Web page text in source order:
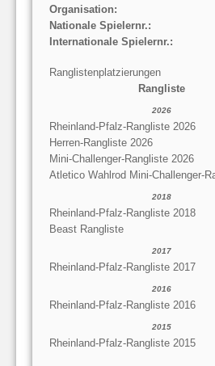
Organisation:
Nationale Spielernr.:
Internationale Spielernr.:
Ranglistenplatzierungen
Rangliste
2026
Rheinland-Pfalz-Rangliste 2026
Herren-Rangliste 2026
Mini-Challenger-Rangliste 2026
Atletico Wahlrod Mini-Challenger-
2018
Rheinland-Pfalz-Rangliste 2018
Beast Rangliste
2017
Rheinland-Pfalz-Rangliste 2017
2016
Rheinland-Pfalz-Rangliste 2016
2015
Rheinland-Pfalz-Rangliste 2015